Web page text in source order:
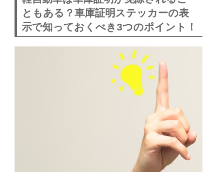
ともある？車庫証明ステッカーの表
示で知っておくべき3つのポイント！